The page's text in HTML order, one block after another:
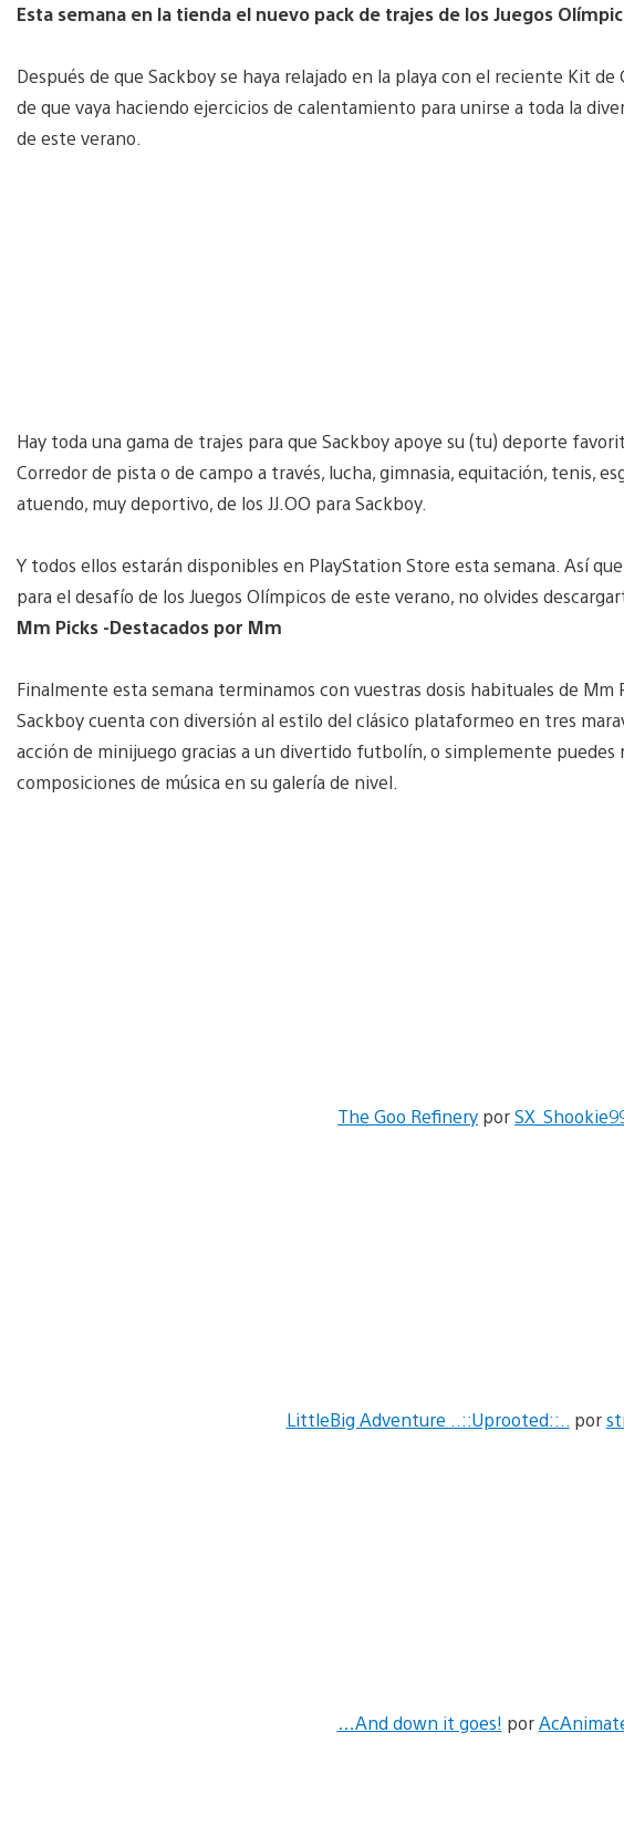
Esta semana en la tienda el nuevo pack de trajes de los Juegos
Después de que Sackboy se haya relajado en la playa con el reciente Kit
de que vaya haciendo ejercicios de calentamiento para unirse a toda la
de este verano.
Hay toda una gama de trajes para que Sackboy apoye su (tu) deporte
Corredor de pista o de campo a través, lucha, gimnasia, equitación, tenis,
atuendo, muy deportivo, de los JJ.OO para Sackboy.
Y todos ellos estarán disponibles en PlayStation Store esta semana. Así
para el desafío de los Juegos Olímpicos de este verano, no olvides
Mm Picks -Destacados por Mm
Finalmente esta semana terminamos con vuestras dosis habituales de Mm
Sackboy cuenta con diversión al estilo del clásico plataformeo en tres
acción de minijuego gracias a un divertido futbolín, o simplemente puedes
composiciones de música en su galería de nivel.
The Goo Refinery por
LittleBig Adventure ..::Uprooted::.. por
…And down it goes! por